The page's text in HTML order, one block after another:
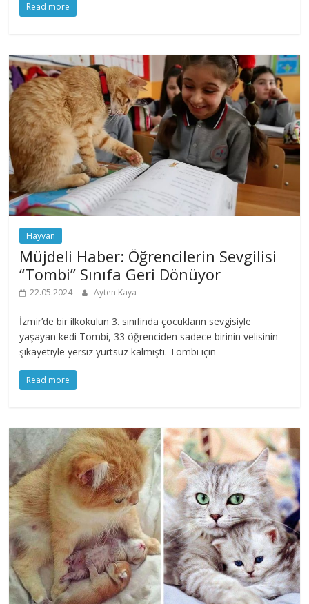
Read more
Hayvan
Müjdeli Haber: Öğrencilerin Sevgilisi
“Tombi” Sınıfa Geri Dönüyor
22.05.2024 Ayten Kaya
İzmir’de bir ilkokulun 3. sınıfında çocukların sevgisiyle
yaşayan kedi Tombi, 33 öğrenciden sadece birinin velisinin
şikayetiyle yersiz yurtsuz kalmıştı. Tombi için
Read more